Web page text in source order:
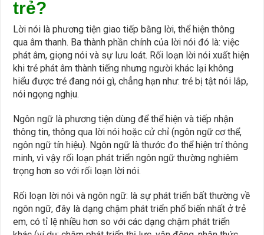
trẻ?
Lời nói là phương tiện giao tiếp bằng lời, thể hiện thông
qua âm thanh. Ba thành phần chính của lời nói đó là: việc
phát âm, giọng nói và sự lưu loát. Rối loạn lời nói xuất hiện
khi trẻ phát âm thành tiếng nhưng người khác lại không
hiểu được trẻ đang nói gì, chẳng hạn như: trẻ bị tật nói lắp,
nói ngọng nghịu.
Ngôn ngữ là phương tiện dùng để thể hiện và tiếp nhận
thông tin, thông qua lời nói hoặc cử chỉ (ngôn ngữ cơ thể,
ngôn ngữ tín hiệu). Ngôn ngữ là thước đo thể hiện trí thông
minh, vì vậy rối loạn phát triển ngôn ngữ thường nghiêm
trọng hơn so với rối loạn lời nói.
Rối loạn lời nói và ngôn ngữ: là sự phát triển bất thường về
ngôn ngữ, đây là dạng chậm phát triển phổ biến nhất ở trẻ
em, có tỉ lệ nhiều hơn so với các dạng chậm phát triển